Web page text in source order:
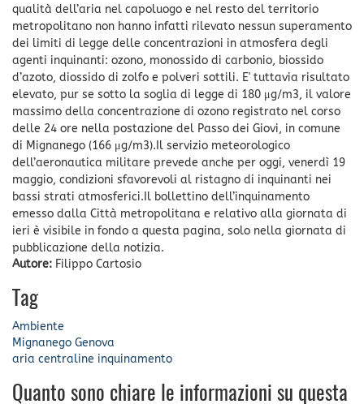
qualità dell’aria nel capoluogo e nel resto del territorio
metropolitano non hanno infatti rilevato nessun superamento
dei limiti di legge delle concentrazioni in atmosfera degli
agenti inquinanti: ozono, monossido di carbonio, biossido
d’azoto, diossido di zolfo e polveri sottili. E' tuttavia risultato
elevato, pur se sotto la soglia di legge di 180 μg/m3, il valore
massimo della concentrazione di ozono registrato nel corso
delle 24 ore nella postazione del Passo dei Giovi, in comune
di Mignanego (166 μg/m3).Il servizio meteorologico
dell’aeronautica militare prevede anche per oggi, venerdì 19
maggio, condizioni sfavorevoli al ristagno di inquinanti nei
bassi strati atmosferici.Il bollettino dell’inquinamento
emesso dalla Città metropolitana e relativo alla giornata di
ieri è visibile in fondo a questa pagina, solo nella giornata di
pubblicazione della notizia.
Autore: Filippo Cartosio
Tag
Ambiente
Mignanego Genova
aria centraline inquinamento
Quanto sono chiare le informazioni su questa